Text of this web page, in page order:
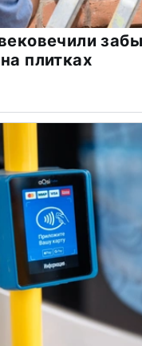
плитках